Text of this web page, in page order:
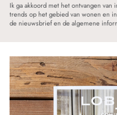
Ik ga akkoord met het ontvangen
trends op het gebied van wonen en
de nieuwsbrief en de algemene